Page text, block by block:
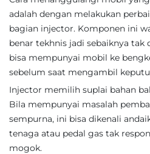
adalah dengan melakukan
bagian injector. Komponen ini
benar tekhnis jadi sebaiknya tak
bisa mempunyai mobil ke
sebelum saat mengambil
Injector memilih suplai bahan
Bila mempunyai masalah
sempurna, ini bisa dikenali
tenaga atau pedal gas tak
mogok.